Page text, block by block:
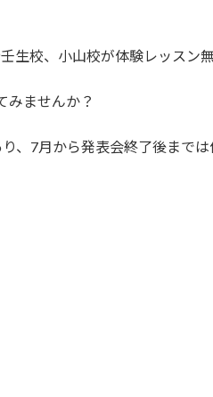
生校、小山校が体験レッスン
みませんか？
、7月から発表会終了後まで